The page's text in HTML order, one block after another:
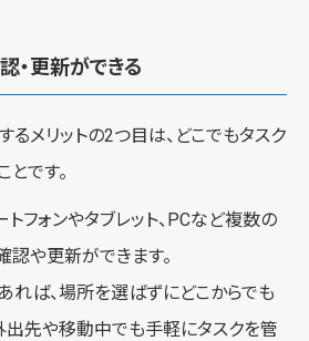
・更新ができる
るメリットの2つ目は、どこでもタスク
です。
フォンやタブレット、PCなど複数の
認や更新ができます。
れば、場所を選ばずにどこからでも
出先や移動中でも手軽にタスクを管